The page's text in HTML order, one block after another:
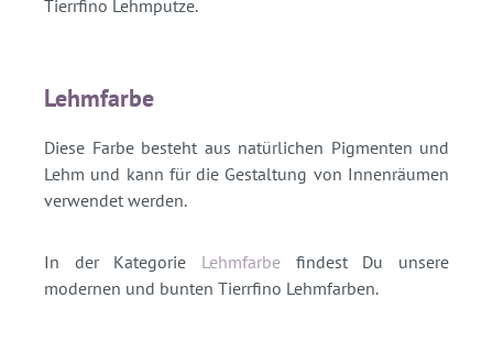
Tierrfino Lehmputze.
Lehmfarbe
Diese Farbe besteht aus natürlichen Pigmenten und
Lehm und kann für die Gestaltung von Innenräumen
verwendet werden.
In der Kategorie Lehmfarbe findest Du unsere
modernen und bunten Tierrfino Lehmfarben.